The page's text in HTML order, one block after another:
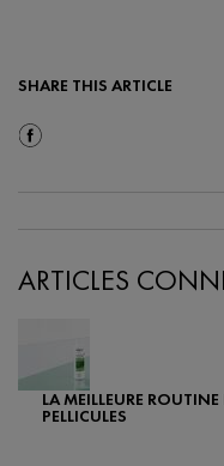
SHARE THIS ARTICLE
Share On Facebook
ARTICLES
LA MEILLEURE
PELLICULES